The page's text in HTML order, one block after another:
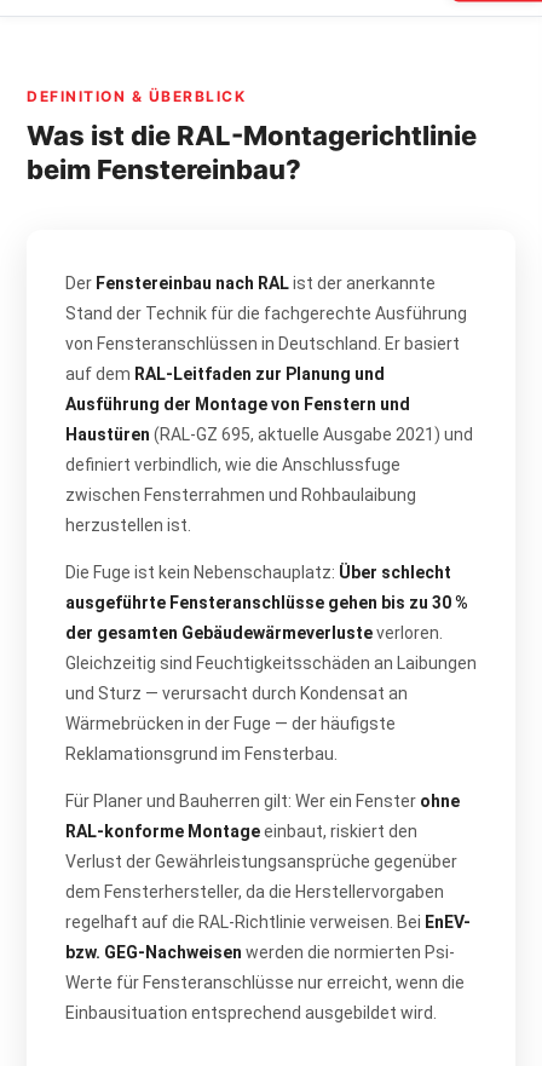
DEFINITION & ÜBERBLICK
Was ist die RAL-Montagerichtlinie
beim Fenstereinbau?
Der Fenstereinbau nach RAList der anerkannte
Stand der Technik für die fachgerechte Ausführung
von Fensteranschlüssen in Deutschland. Er basiert
auf dem RAL-Leitfaden zur Planung und
Ausführung der Montage von Fenstern und
Haustüren (RAL-GZ 695, aktuelle Ausgabe 2021) und
definiert verbindlich, wie die Anschlussfuge
zwischen Fensterrahmen und Rohbaulaibung
herzustellen ist.
Die Fuge ist kein Nebenschauplatz: Über schlecht
ausgeführte Fensteranschlüsse gehen bis zu 30 %
der gesamten Gebäudewärmeverlusteverloren.
Gleichzeitig sind Feuchtigkeitsschäden an Laibungen
und Sturz — verursacht durch Kondensat an
Wärmebrücken in der Fuge — der häufigste
Reklamationsgrund im Fensterbau.
Für Planer und Bauherren gilt: Wer ein Fenster ohne
RAL-konforme Montageeinbaut, riskiert den
Verlust der Gewährleistungsansprüche gegenüber
dem Fensterhersteller, da die Herstellervorgaben
regelhaft auf die RAL-Richtlinie verweisen. Bei EnEV-
bzw. GEG-Nachweisen werden die normierten Psi-
Werte für Fensteranschlüsse nur erreicht, wenn die
Einbausituation entsprechend ausgebildet wird.